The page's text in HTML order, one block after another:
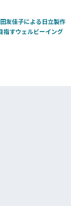
友佳子による日立製作
指すウェルビーイング